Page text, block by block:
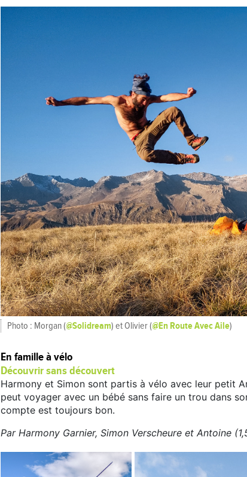
Photo : Morgan (@Solidream) et Olivier (@En Route Avec Aile)
En famille à vélo
Découvrir sans découvert
Harmony et Simon sont partis à vélo avec leur petit
peut voyager avec un bébé sans faire un trou dans
compte est toujours bon.
Par Harmony Garnier, Simon Verscheure et Antoine